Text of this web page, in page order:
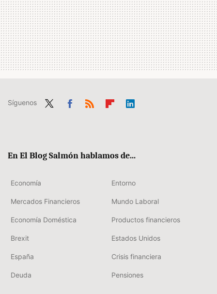
Síguenos
En El Blog Salmón hablamos de...
Economía Entorno
Mercados Financieros Mundo Laboral
Economía Doméstica Productos financieros
Brexit Estados Unidos
España Crisis financiera
Deuda Pensiones